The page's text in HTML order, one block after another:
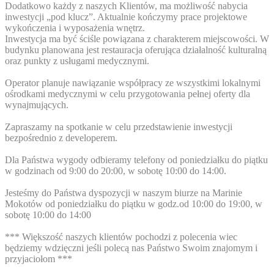
Dodatkowo każdy z naszych Klientów, ma możliwość nabycia
inwestycji „pod klucz”. Aktualnie kończymy prace projektowe
wykończenia i wyposażenia wnętrz.
Inwestycja ma być ściśle powiązana z charakterem miejscowości. W
budynku planowana jest restauracja oferująca działalność kulturalną
oraz punkty z usługami medycznymi.
Operator planuje nawiązanie współpracy ze wszystkimi lokalnymi
ośrodkami medycznymi w celu przygotowania pełnej oferty dla
wynajmujących.
Zapraszamy na spotkanie w celu przedstawienie inwestycji
bezpośrednio z developerem.
Dla Państwa wygody odbieramy telefony od poniedziałku do piątku
w godzinach od 9:00 do 20:00, w sobotę 10:00 do 14:00.
Jesteśmy do Państwa dyspozycji w naszym biurze na Marinie
Mokotów od poniedziałku do piątku w godz.od 10:00 do 19:00, w
sobotę 10:00 do 14:00
*** Większość naszych klientów pochodzi z polecenia wiec
będziemy wdzięczni jeśli polecą nas Państwo Swoim znajomym i
przyjaciołom ***